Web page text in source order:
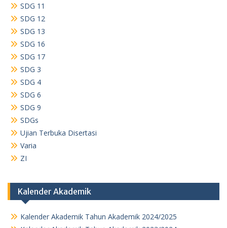
SDG 11
SDG 12
SDG 13
SDG 16
SDG 17
SDG 3
SDG 4
SDG 6
SDG 9
SDGs
Ujian Terbuka Disertasi
Varia
ZI
Kalender Akademik
Kalender Akademik Tahun Akademik 2024/2025